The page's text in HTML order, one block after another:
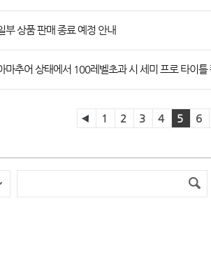
부 상품 판매 종료 예정 안내
마추어 상태에서 100레벨초과 시 세미 프로 타이
1 2 3 4 5 6